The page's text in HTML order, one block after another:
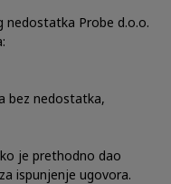
Probe d.o.o.
bez nedostatka,
je prethodno dao
ispunjenje ugovora.